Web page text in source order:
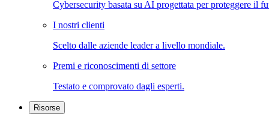
Cybersecurity basata su AI progettata per proteggere il
I nostri clienti
Scelto dalle aziende leader a livello mondiale.
Premi e riconoscimenti di settore
Testato e comprovato dagli esperti.
Risorse